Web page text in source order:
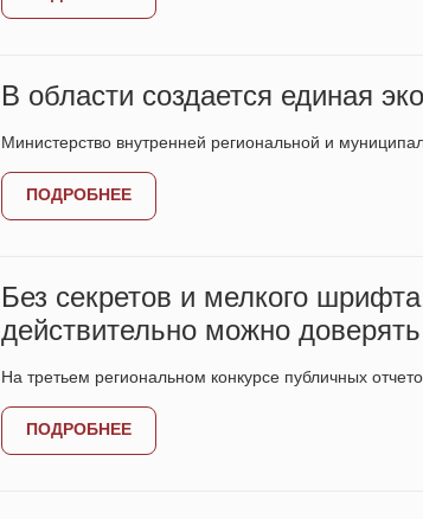
В области создается единая
Министерство внутренней региональной и
ПОДРОБНЕЕ
Без секретов и мелкого
действительно можно доверять
На третьем региональном конкурсе публичных
ПОДРОБНЕЕ